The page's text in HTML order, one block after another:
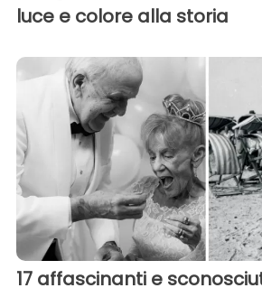
luce e colore alla storia
17 affascinanti e